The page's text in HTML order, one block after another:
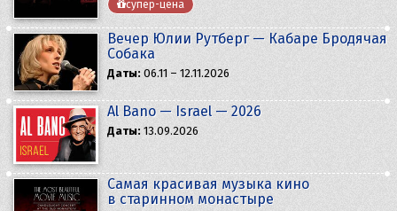
супер-цена
Вечер Юлии Рутберг — Кабаре Бродячая
Собака
Даты: 06.11 – 12.11.2026
Al Bano — Israel — 2026
Даты: 13.09.2026
Самая красивая музыка кино
в старинном монастыре